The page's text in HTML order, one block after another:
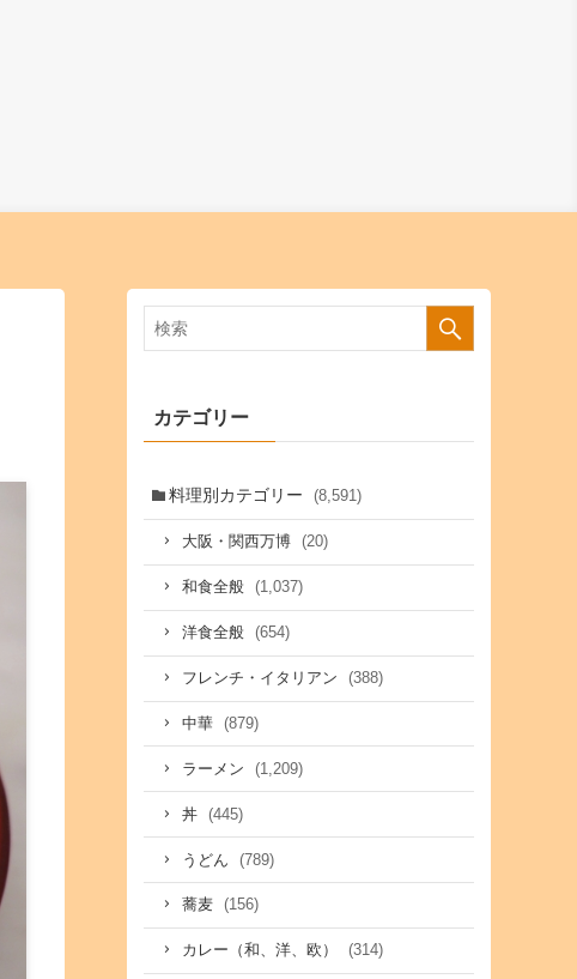
カテゴリー
料理別カテゴリー (8,591)
大阪・関西万博 (20)
和食全般 (1,037)
洋食全般 (654)
フレンチ・イタリアン (388)
中華 (879)
ラーメン (1,209)
丼 (445)
うどん (789)
蕎麦 (156)
カレー（和、洋、欧） (314)